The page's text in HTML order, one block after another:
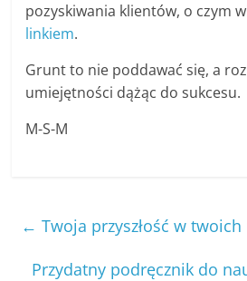
pozyskiwania klientów, o czym
linkiem.
Grunt to nie poddawać się, a
umiejętności dążąc do sukcesu.
M-S-M
← Twoja przyszłość w twoich
Przydatny podręcznik do